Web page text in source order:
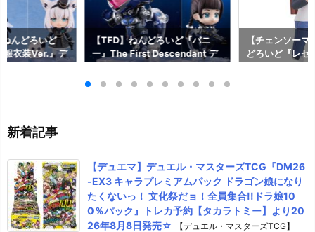
んどろいど
服衣装Ver.』デ
【TFD】ねんどろいど『バニ
ー』The First Descendant デ
【マックスファクトリー】より
【チェンソー
どろいど『レゼ
新着記事
【デュエマ】デュエル・マスターズTCG『DM26
-EX3 キャラプレミアムパック ドラゴン娘になり
たくないっ！ 文化祭だョ！全員集合!!ドラ娘10
0％パック』トレカ予約【タカラトミー】より20
26年8月8日発売☆
【デュエル・マスターズTCG】